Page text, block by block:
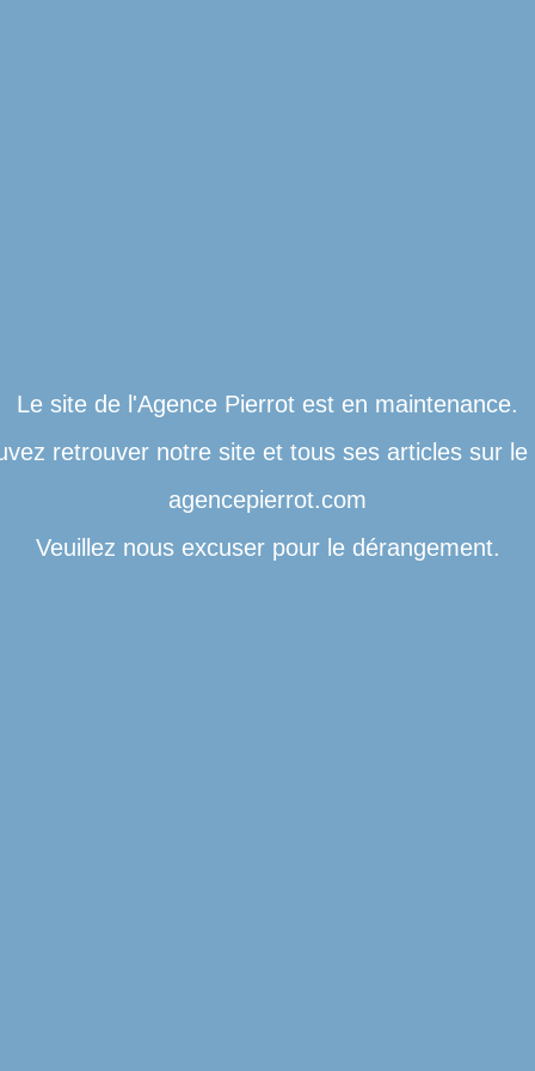
Le site de l'Agence Pierrot est en maintenance.
retrouver notre site et tous ses articles sur le
agencepierrot.com
Veuillez nous excuser pour le dérangement.